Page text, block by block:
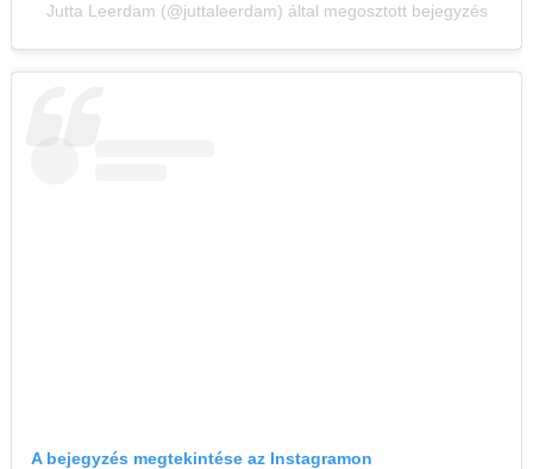
Jutta Leerdam (@juttaleerdam) által megosztott bejegyzés
A bejegyzés megtekintése az Instagramon